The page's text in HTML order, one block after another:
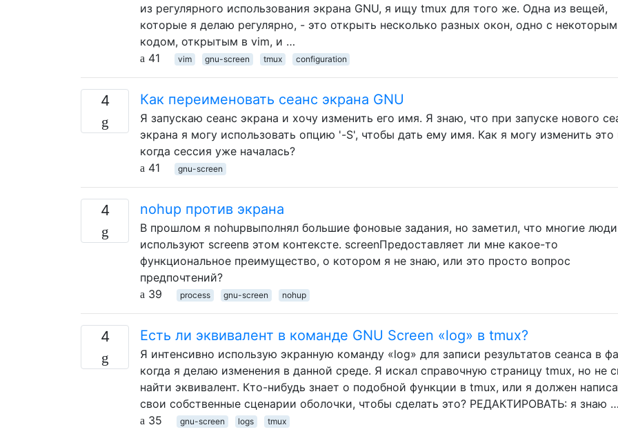
из регулярного использования экрана GNU, я ищу tmux для того же. Одна из вещей,
которые я делаю регулярно, - это открыть несколько разных окон, одно с некоторым
кодом, открытым в vim, и …
41
vim gnu-screen tmux configuration
4 Как переименовать сеанс экрана GNU
Я запускаю сеанс экрана и хочу изменить его имя. Я знаю, что при запуске нового
экрана я могу использовать опцию '-S', чтобы дать ему имя. Как я могу изменить это
когда сессия уже началась?
41
gnu-screen
4 nohup против экрана
В прошлом я nohupвыполнял большие фоновые задания, но заметил, что многие люди
используют screenв этом контексте. screenПредоставляет ли мне какое-то
функциональное преимущество, о котором я не знаю, или это просто вопрос
предпочтений?
39
process gnu-screen nohup
4 Есть ли эквивалент в команде GNU Screen «log» в tmux?
Я интенсивно использую экранную команду «log» для записи результатов сеанса в
когда я делаю изменения в данной среде. Я искал справочную страницу tmux, но не
найти эквивалент. Кто-нибудь знает о подобной функции в tmux, или я должен
свои собственные сценарии оболочки, чтобы сделать это? РЕДАКТИРОВАТЬ: я знаю …
35
gnu-screen logs tmux